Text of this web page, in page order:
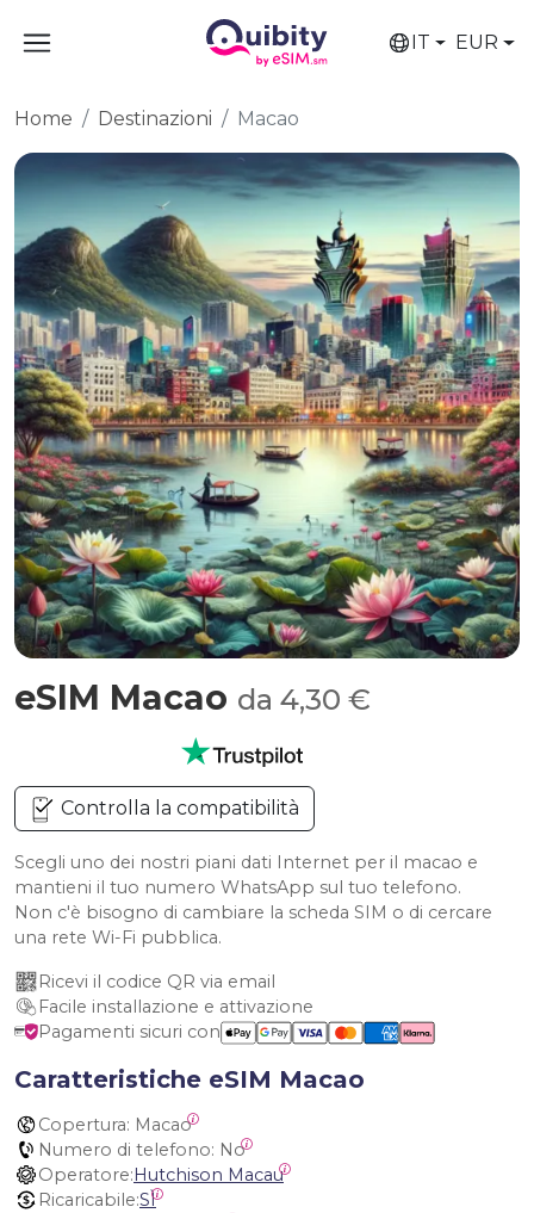
IT EUR
Home Destinazioni Macao
eSIM Macao da 4,30 €
Controlla la compatibilità
Scegli uno dei nostri piani dati Internet per il macao e
mantieni il tuo numero WhatsApp sul tuo telefono.
Non c'è bisogno di cambiare la scheda SIM o di cercare
una rete Wi-Fi pubblica.
Ricevi il codice QR via email
Facile installazione e attivazione
Pagamenti sicuri con
Caratteristiche eSIM Macao
Copertura: Macao
Numero di telefono: No
Operatore:Hutchison Macau
Ricaricabile:SÌ